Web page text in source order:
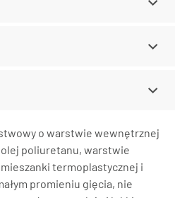
o warstwie wewnętrznej
poliuretanu, warstwie
termoplastycznej i
promieniu gięcia, nie